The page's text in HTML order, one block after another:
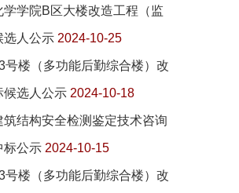
学学院B区大楼改造工程（监
选人公示 2024-10-25
号楼（多功能后勤综合楼）改
候选人公示 2024-10-18
筑结构安全检测鉴定技术咨询
标公示 2024-10-15
号楼（多功能后勤综合楼）改